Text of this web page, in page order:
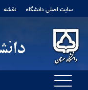
سایت اصلی دانشگاه نقشه